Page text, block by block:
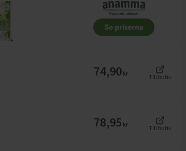
74,90 kr
Till butik
78,95 kr Till butik